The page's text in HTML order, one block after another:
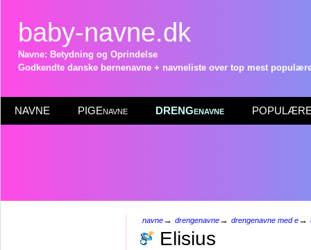
baby-navne.dk
Navne: Betydning og Oprindelse
Godkendte danske børnenavne + navneliste over top mest
NAVNE PIGEnavne DRENGenavne POPULÆRE
navne→ drengenavne→ drengenavne med e→
Elisius